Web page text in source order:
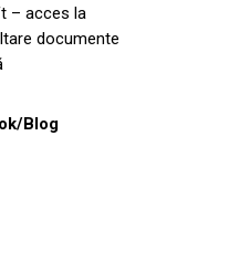
– acces la
documente
Blog